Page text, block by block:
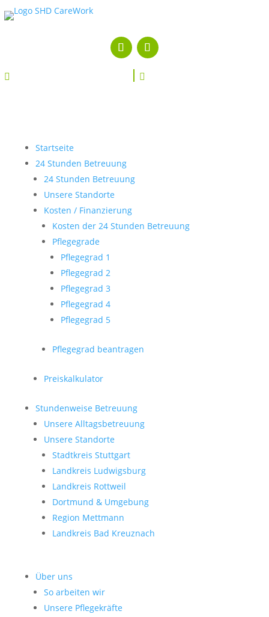
 
Startseite
24 Stunden Betreuung
24 Stunden Betreuung
Unsere Standorte
Kosten / Finanzierung
Kosten der 24 Stunden Betreuung
Pflegegrade
Pflegegrad 1
Pflegegrad 2
Pflegegrad 3
Pflegegrad 4
Pflegegrad 5
Pflegegrad beantragen
Preiskalkulator
Stundenweise Betreuung
Unsere Alltagsbetreuung
Unsere Standorte
Stadtkreis Stuttgart
Landkreis Ludwigsburg
Landkreis Rottweil
Dortmund & Umgebung
Region Mettmann
Landkreis Bad Kreuznach
Über uns
So arbeiten wir
Unsere Pflegekräfte